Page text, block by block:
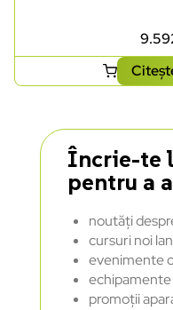
Încrie-te
pentru a
noutăți
cursuri noi
evenimente
echipamente
promoții